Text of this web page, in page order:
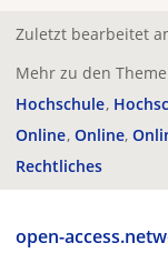
Zuletzt bearbeitet
Mehr zu den
Hochschule
Online Online
Rechtliches
open-